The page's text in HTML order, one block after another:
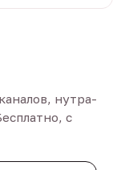
нутра-
с